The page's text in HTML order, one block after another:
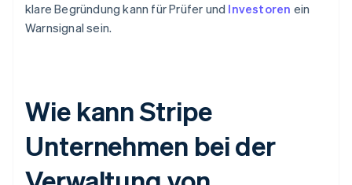
klare Begründung kann für Prüfer und Investoren ein
Warnsignal sein.
Wie kann Stripe
Unternehmen bei der